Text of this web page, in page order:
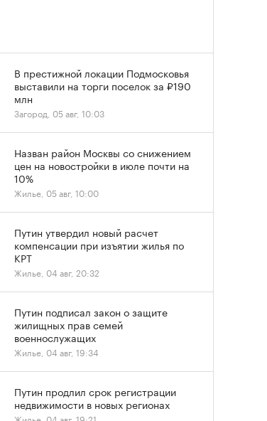
В престижной локации Подмосковья
выставили на торги поселок за ₽190
млн
Загород, 05 авг, 10:03
Назван район Москвы со снижением
цен на новостройки в июле почти на
10%
Жилье, 05 авг, 10:00
Путин утвердил новый расчет
компенсации при изъятии жилья по
КРТ
Жилье, 04 авг, 20:32
Путин подписал закон о защите
жилищных прав семей
военнослужащих
Жилье, 04 авг, 19:34
Путин продлил срок регистрации
недвижимости в новых регионах